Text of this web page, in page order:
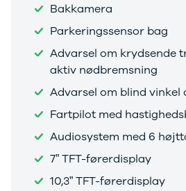
Grand C-
Max
EcoSport
Explorer
Ka
F-150
Fiesta
Focus
Galaxy
Kuga
Mondeo
Mustang
Bakkamera
Parkeringssensor bag
Advarsel om krydsende
aktiv nødbremsning
Advarsel om blind vinkel
Fartpilot med
Audiosystem med 6
7” TFT-førerdisplay
10,3” TFT-førerdisplay